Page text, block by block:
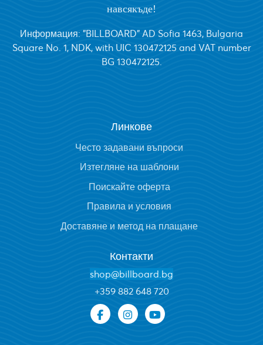
навсякъде!
Информация: "BILLBOARD" AD Sofia 1463, Bulgaria
Square No. 1, NDK, with UIC 130472125 and VAT number
BG 130472125.
Линкове
Често задавани въпроси
Изтегляне на шаблони
Поискайте оферта
Правила и условия
Доставяне и метод на плащане
Контакти
shop@billboard.bg
+359 882 648 720